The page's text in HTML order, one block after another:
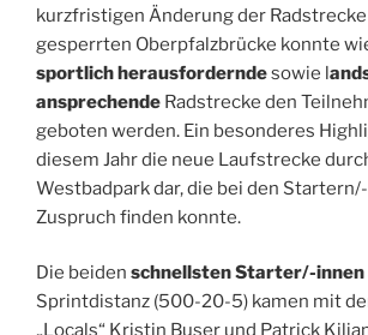
kurzfristigen Änderung der
gesperrten Oberpfalzbrücke konnte
sportlich herausforderndesowie l
ansprechende Radstrecke den
geboten werden. Ein besonderes
diesem Jahr die neue Laufstrecke
Westbadpark dar, die bei den
Zuspruch finden konnte.
Die beiden schnellsten Starter/-innen
Sprintdistanz (500-20-5) kamen mit
„Locals“ Kristin Buser und Patrick